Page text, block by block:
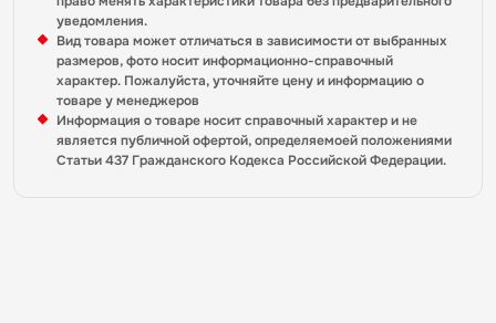
уведомления.
Вид товара может отличаться в зависимости от выбранных
размеров, фото носит информационно-справочный
характер. Пожалуйста, уточняйте цену и информацию о
товаре у менеджеров
Информация о товаре носит справочный характер и не
является публичной офертой, определяемоей положениями
Статьи 437 Гражданского Кодекса Российской Федерации.